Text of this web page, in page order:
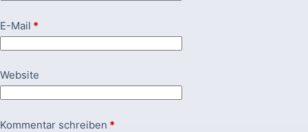
E-Mail *
Website
Kommentar schreiben *